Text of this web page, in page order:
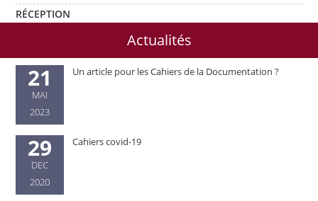
RÉCEPTION
Actualités
21
MAI
2023
Un article pour les Cahiers de la Documentation ?
29
DEC
2020
Cahiers covid-19